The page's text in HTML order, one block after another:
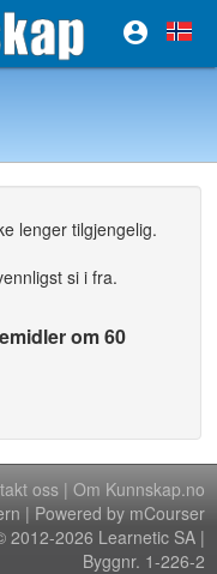

lenger tilgjengelig.
si i fra.
om 60
oss | Om Kunnskap.no
| Powered by mCourser
2012-2026 Learnetic SA |
Byggnr. 1-226-2